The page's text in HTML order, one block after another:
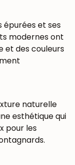
épurées et ses
modernes ont
et des couleurs
naturelle
esthétique qui
pour les